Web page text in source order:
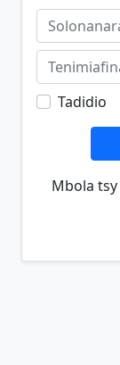
Tadidio
Mbola